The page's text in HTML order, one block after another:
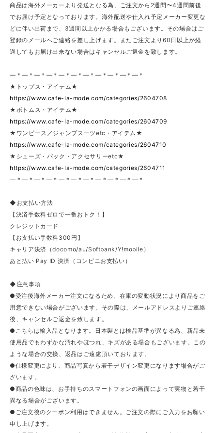
商品は海外メーカーより発送となる為、ご注文から2週間〜4週間前後
でお届け予定となっております。海外配送や仕入れ予定メーカー変更な
どに伴い出荷まで、3週間以上かかる場合もございます。その場合はご
登録のメールへご連絡を差し上げます。またご注文より60日以上が経
過してもお届け出来ない場合はキャンセルご返金を致します。
—＊—＊—＊—＊—＊—＊—＊—＊—＊—＊—＊
★トップス・アイテム★
https://www.cafe-la-mode.com/categories/2604708
★ボトムス・アイテム★
https://www.cafe-la-mode.com/categories/2604709
★ワンピース／ジャンプスーツetc・アイテム★
https://www.cafe-la-mode.com/categories/2604710
★シューズ・バック・アクセサリーetc★
https://www.cafe-la-mode.com/categories/2604711
—＊—＊—＊—＊—＊—＊—＊—＊—＊—＊—＊
◆お支払い方法
【決済手数料ゼロで一番おトク！】
クレジットカード
【お支払い手数料300円】
キャリア決済（docomo/au/Softbank/Y!mobile）
あと払い Pay ID 決済（コンビニお支払い）
◆注意事項
●受注後海外メーカー注文になるため、在庫の変動状況により商品をご
用意できない場合がございます。その際は、メールアドレスよりご連絡
後、キャンセルご返金を致します。
●こちらは輸入品となります。日本製とは検品基準が異なる為、新品未
使用品でもわずかな汚れやほつれ、キズがある場合もございます。この
ような場合の交換、返品はご遠慮頂いております。
●仕様変更により、商品写真から若干デザイン変更になります場合がご
ざいます。
●商品の色味は、お手持ちのスマートフォンの画面によって実物と若干
異なる場合がございます。
●ご注文後のクーポン利用はできません。ご注文の際にご入力をお願い
申し上げます。